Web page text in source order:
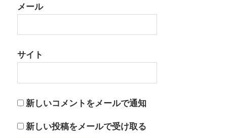
メール
サイト
新しいコメントをメールで通知
新しい投稿をメールで受け取る